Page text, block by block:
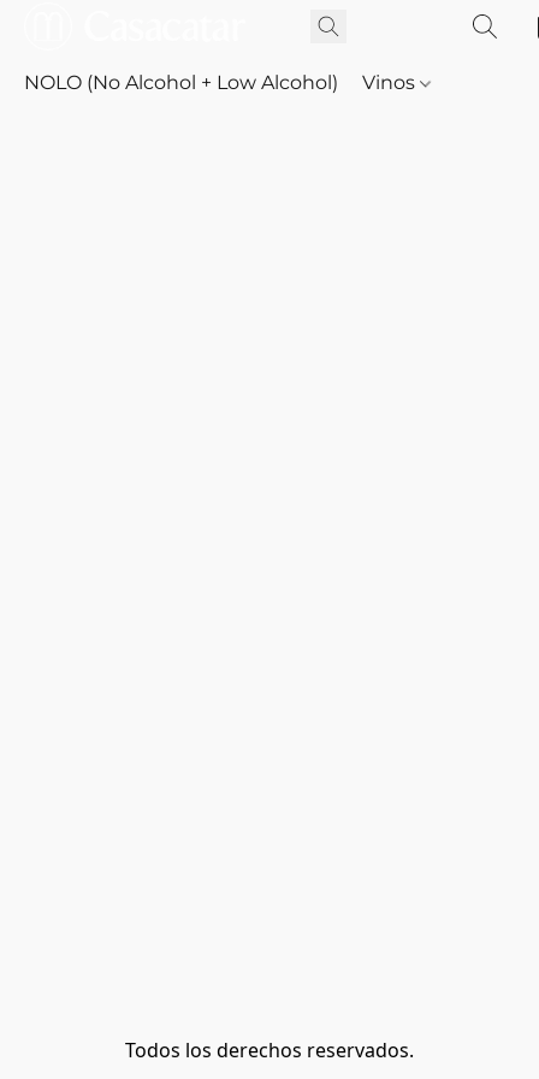
NOLO (No Alcohol + Low Alcohol) Vinos
Todos los derechos reservados.